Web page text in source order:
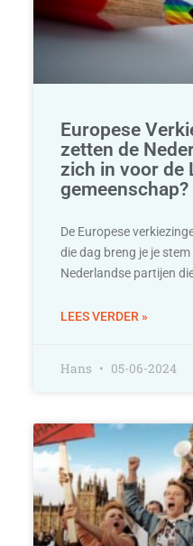
Europese
zetten de
zich in voor de
gemeenschap?
De Europese
die dag breng je je
Nederlandse partijen
LEES VERDER »
Hans 05-06-2024